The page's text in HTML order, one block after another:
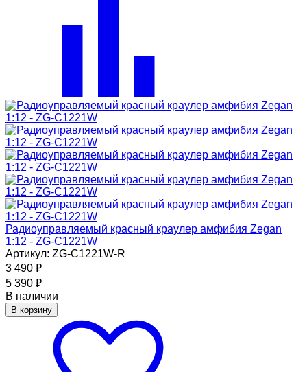
Радиоуправляемый красный краулер амфибия Zegan
1:12 - ZG-C1221W
Артикул: ZG-C1221W-R
3 490 ₽
5 390 ₽
В наличии
В корзину